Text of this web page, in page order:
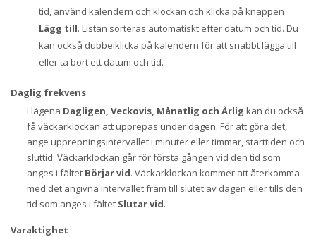
tid, använd kalendern och klockan och klicka på knappen
Lägg till. Listan sorteras automatiskt efter datum och tid. Du
kan också dubbelklicka på kalendern för att snabbt lägga till
eller ta bort ett datum och tid.
Daglig frekvens
I lägena Dagligen, Veckovis, Månatlig och Årlig kan du också
få väckarklockan att upprepas under dagen. För att göra det,
ange upprepningsintervallet i minuter eller timmar, starttiden och
sluttid. Väckarklockan går för första gången vid den tid som
anges i fältet Börjar vid. Väckarklockan kommer att återkomma
med det angivna intervallet fram till slutet av dagen eller tills den
tid som anges i fältet Slutar vid.
Varaktighet